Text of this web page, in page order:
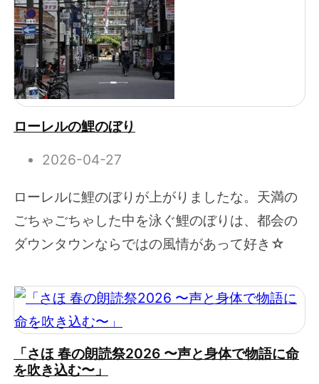
ローレルの鯉のぼり
2026-04-27
ローレルに鯉のぼりが上がりましたな。天満の
ごちゃごちゃした中を泳ぐ鯉のぼりは、都会の
ダウンタウンならではの風情があって好き☆
「さほ 春の朗読祭2026 〜声と身体で物語に命
を吹き込む〜」